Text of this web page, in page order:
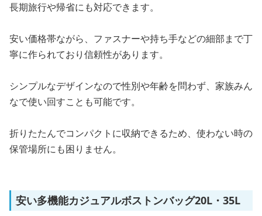
長期旅行や帰省にも対応できます。
安い価格帯ながら、ファスナーや持ち手などの細部まで丁
寧に作られており信頼性があります。
シンプルなデザインなので性別や年齢を問わず、家族みん
なで使い回すことも可能です。
折りたたんでコンパクトに収納できるため、使わない時の
保管場所にも困りません。
安い多機能カジュアルボストンバッグ20L・35L